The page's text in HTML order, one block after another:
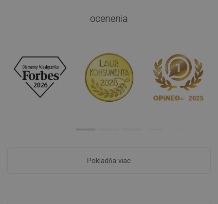
ocenenia
Pokladňa viac